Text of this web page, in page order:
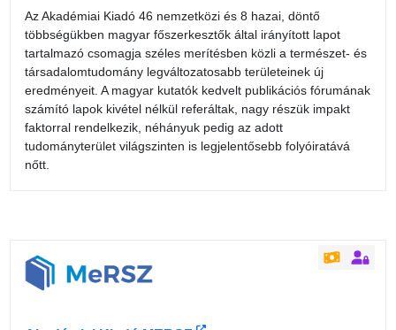
Az Akadémiai Kiadó 46 nemzetközi és 8 hazai, döntő
többségükben magyar főszerkesztők által irányított lapot
tartalmazó csomagja széles merítésben közli a természet- és
társadalomtudomány legváltozatosabb területeinek új
eredményeit. A magyar kutatók kedvelt publikációs fórumának
számító lapok kivétel nélkül referáltak, nagy részük impakt
faktorral rendelkezik, néhányuk pedig az adott
tudományterület világszinten is legjelentősebb folyóiratává
nőtt.